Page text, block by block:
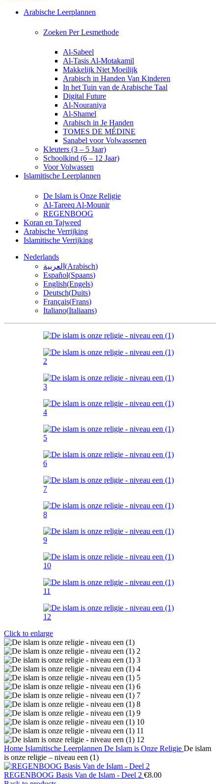
Arabische Leerplannen
Zoeken Per Lesmethode
Al-Sabeel
Al-Tasis Al-Motakamil
Makkelijk Niet Moeilijk
Arabisch in Handen Van Kinderen
In het Tuin van de Arabische Taal
Digital Future
Al-Nouraniya
Al-Shamel
Arabisch in Je Handen
TOMES DE MÉDINE
Sanabel voor Volwassenen
Kleuters (3 – 5 Jaar)
Schoolkind (6 – 12 Jaar)
Voor Volwassen
Islamitische Leerplannen
De Islam is Onze Religie
Al-Tareeq Al-Mounir
REGENBOOG
Koran en Tajweed
Arabische Verrijking
Islamitische Verrijking
Nederlands
العربية (Arabisch)
Español(Spaans)
English(Engels)
Deutsch(Duits)
Français(Frans)
Italiano(Italiaans)
Click to enlarge
Home Islamitische Leerplannen De Islam is Onze Religie De islam
is onze religie – niveau een (1)
REGENBOOG Basis Van de Islam - Deel 2 €8.00